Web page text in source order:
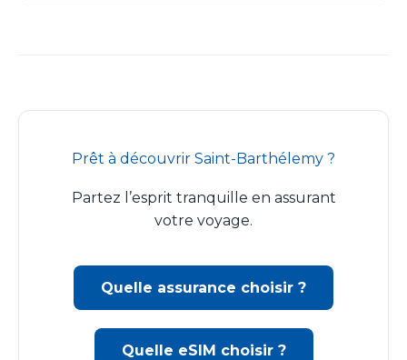
Prêt à découvrir Saint-Barthélemy ?
Partez l’esprit tranquille en assurant
votre voyage.
Quelle assurance choisir ?
Quelle eSIM choisir ?